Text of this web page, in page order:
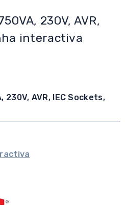
230V, AVR,
interactiva
230V, AVR, IEC Sockets,